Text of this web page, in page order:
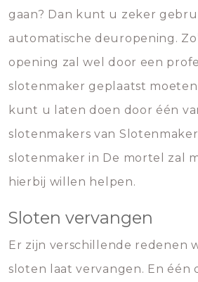
gaan? Dan kunt u zeker
automatische deuropening.
opening zal wel door een
slotenmaker geplaatst
kunt u laten doen door één
slotenmakers van
slotenmaker in De mortel zal
hierbij willen helpen.
Sloten vervangen
Er zijn verschillende redenen
sloten laat vervangen. En één